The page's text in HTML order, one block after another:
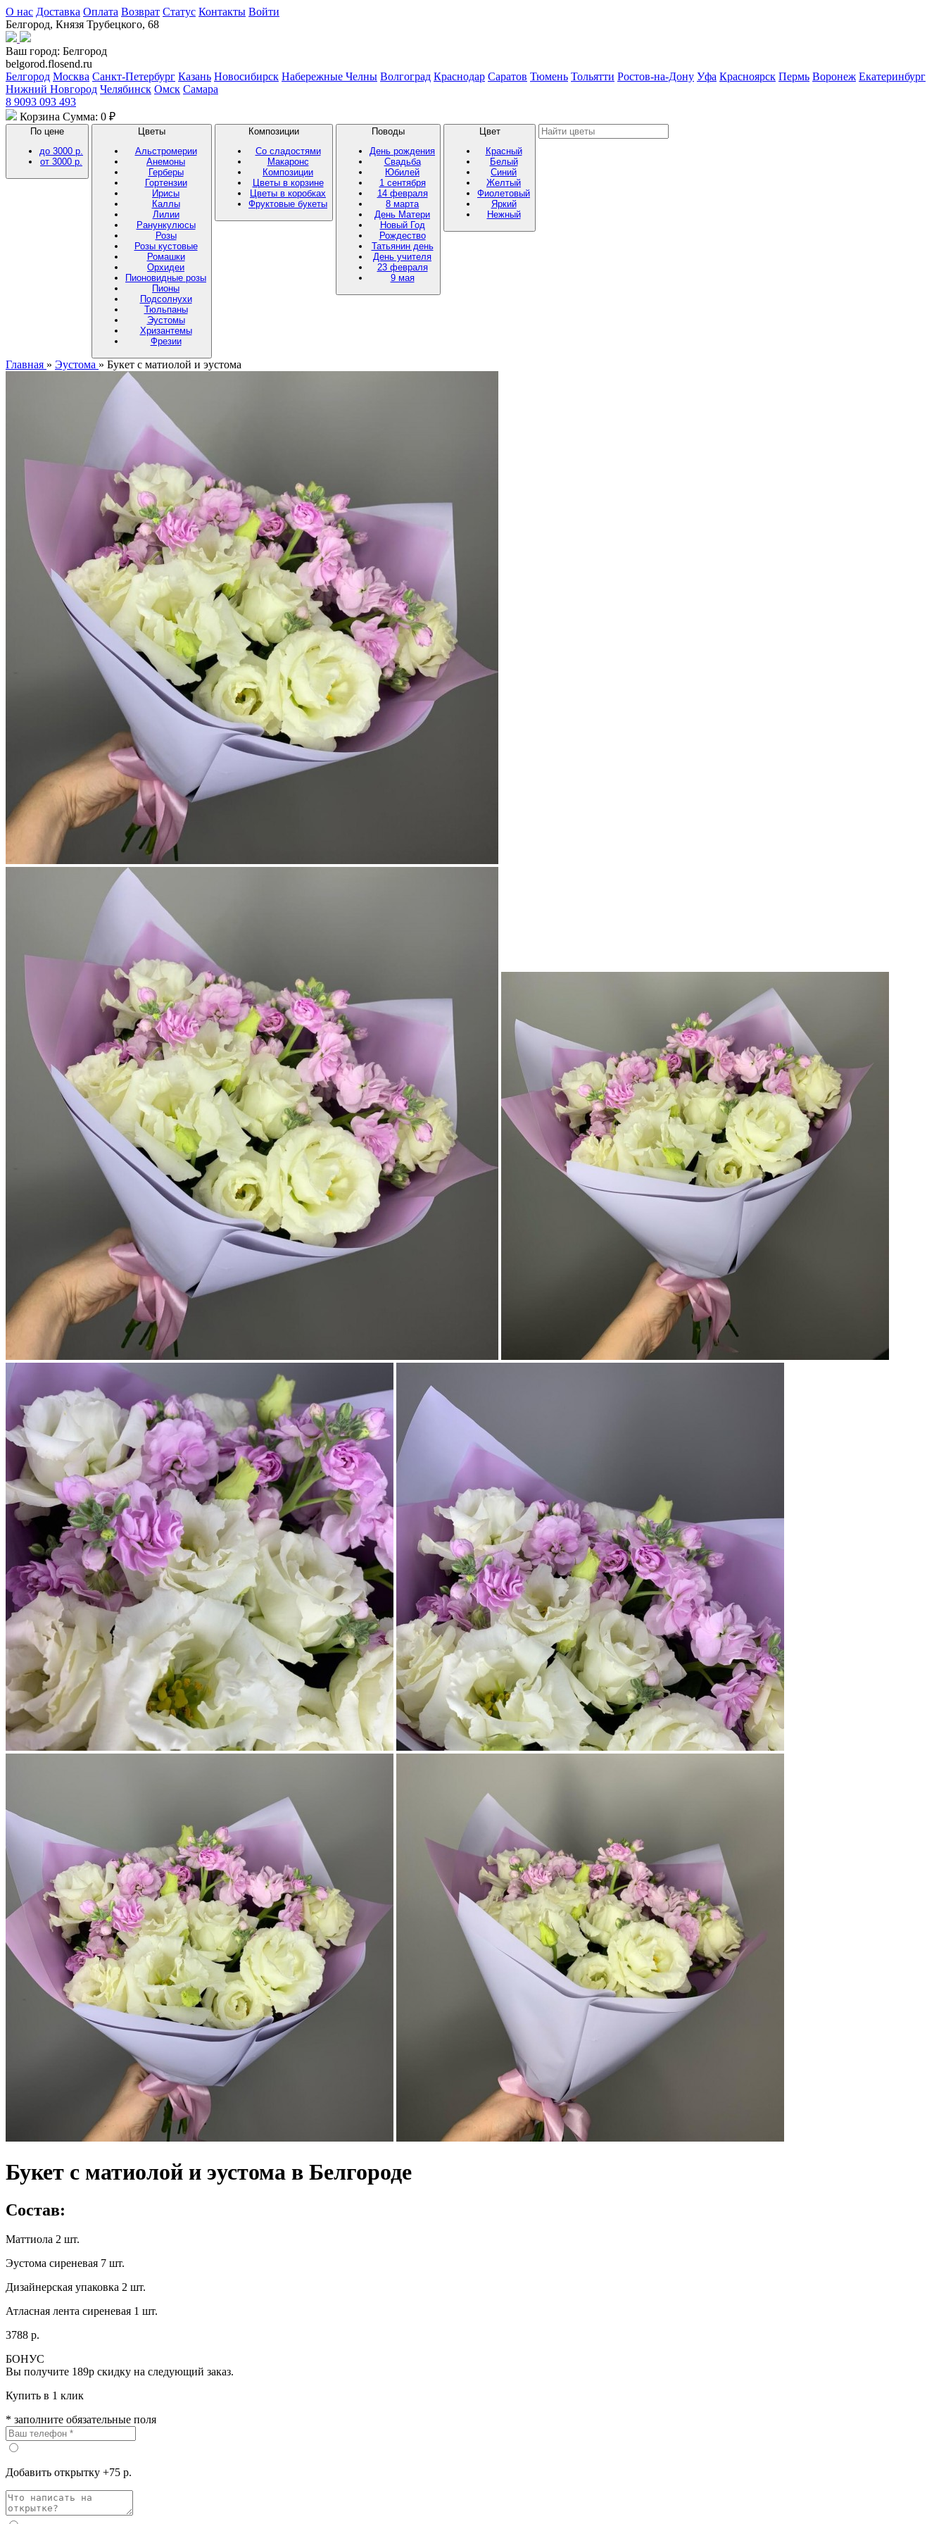
О нас Доставка Оплата Возврат Статус Контакты Войти
Белгород, Князя Трубецкого, 68
Ваш город: Белгород
belgorod.flosend.ru
Белгород Москва Санкт-Петербург Казань Новосибирск Набережные Челны Волгоград Краснодар Саратов Тюмень Тольятти Ростов-на-Дону Уфа Красноярск Пермь Воронеж Екатеринбург
Нижний Новгород Челябинск Омск Самара
8 9093 093 493
Корзина Сумма: 0 ₽
По цене
до 3000 р.
от 3000 р.
Цветы
Альстромерии
Анемоны
Герберы
Гортензии
Ирисы
Каллы
Лилии
Ранункулюсы
Розы
Розы кустовые
Ромашки
Орхидеи
Пионовидные розы
Пионы
Подсолнухи
Тюльпаны
Эустомы
Хризантемы
Фрезии
Композиции
Со сладостями
Макаронс
Композиции
Цветы в корзине
Цветы в коробках
Фруктовые букеты
Поводы
День рождения
Свадьба
Юбилей
1 сентября
14 февраля
8 марта
День Матери
Новый Год
Рождество
Татьянин день
День учителя
23 февраля
9 мая
Цвет
Красный
Белый
Синий
Желтый
Фиолетовый
Яркий
Нежный
Главная » Эустома » Букет с матиолой и эустома
Букет с матиолой и эустома в Белгороде
Состав:
Маттиола 2 шт.
Эустома сиреневая 7 шт.
Дизайнерская упаковка 2 шт.
Атласная лента сиреневая 1 шт.
3788 р.
БОНУС
Вы получите 189р скидку на следующий заказ.
Купить в 1 клик
* заполните обязательные поля
Добавить открытку +75 р.